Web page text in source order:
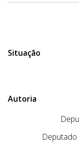
Situação
Autoria